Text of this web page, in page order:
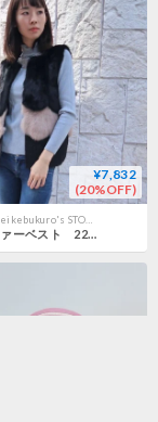
¥7,832
(20%OFF)
切替ファーベスト 22-0-591